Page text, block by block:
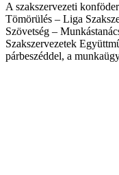
A szakszervezeti
Tömörülés – Liga
Szövetség –
Szakszervezetek
párbeszéddel, a